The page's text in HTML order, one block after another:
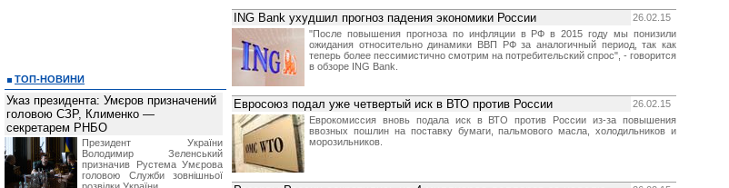
ING Bank ухудшил прогноз падения экономики России
26.02.15
"После повышения прогноза по инфляции в РФ в 2015 году мы понизили
ожидания относительно динамики ВВП РФ за аналогичный период, так как
теперь более пессимистично смотрим на потребительский спрос", - говорится
в обзоре ING Bank.
Евросоюз подал уже четвертый иск в ВТО против России
26.02.15
Еврокомиссия вновь подала иск в ВТО против России из-за повышения
ввозных пошлин на поставку бумаги, пальмового масла, холодильников и
морозильников.
ТОП-НОВИНИ
Указ президента: Умєров призначений
головою СЗР, Клименко —
секретарем РНБО
Президент України
Володимир Зеленський
призначив Pустема Умєрова
головою Служби зовнішньої